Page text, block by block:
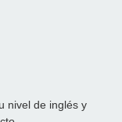
nivel de inglés y